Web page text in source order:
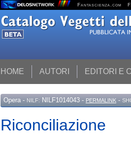
Fantascienza.com
HOME AUTORI EDITORI E
Opera - NILF: NILF1014043 - PERMALINK -
Riconciliazione